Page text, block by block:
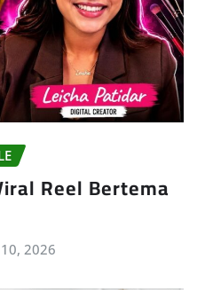
Reel Bertema
10, 2026